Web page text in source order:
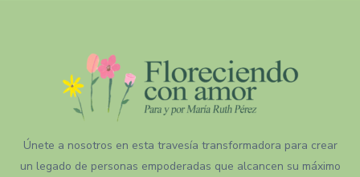
Únete a nosotros en esta travesía transformadora para crear
un legado de personas empoderadas que alcancen su máximo